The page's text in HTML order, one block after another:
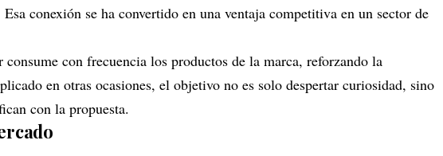
conexión se ha convertido en una ventaja competitiva en un sector de
con frecuencia los productos de la marca, reforzando la
en otras ocasiones, el objetivo no es solo despertar curiosidad, sino
con la propuesta.